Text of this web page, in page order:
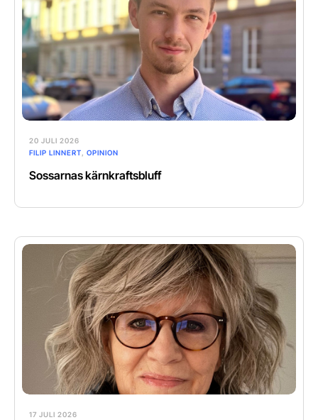
20 JULI 2026
FILIP LINNERT
OPINION
Sossarnas kärnkraftsbluff
17 JULI 2026